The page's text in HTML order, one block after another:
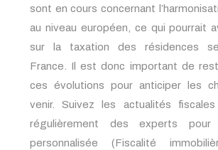
sont en cours concernant
au niveau européen, ce qui pourrait
sur la taxation des résidences
France. Il est donc important de
ces évolutions pour anticiper les
venir. Suivez les actualités
régulièrement des experts pour
personnalisée (Fiscalité